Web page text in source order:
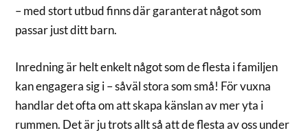
– med stort utbud finns där garanterat något som
passar just ditt barn.
Inredning är helt enkelt något som de flesta i familjen
kan engagera sig i – såväl stora som små! För vuxna
handlar det ofta om att skapa känslan av mer yta i
rummen. Det är ju trots allt så att de flesta av oss under